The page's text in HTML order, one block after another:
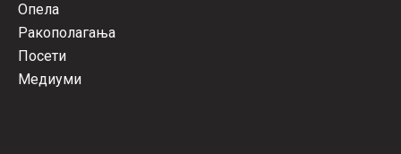
Опела
Ракополагања
Посети
Медиуми